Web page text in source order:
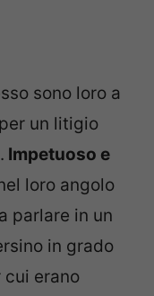
sono loro a
un litigio
Impetuoso e
loro angolo
parlare in un
in grado
erano